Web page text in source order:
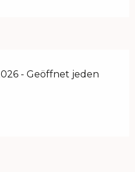
- Geöffnet jeden